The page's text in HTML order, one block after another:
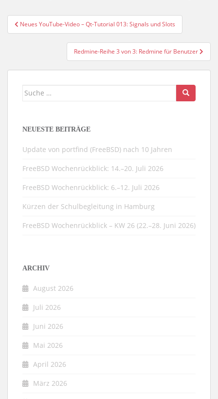
Beitragsnavigation
Neues YouTube-Video – Qt-Tutorial 013: Signals und Slots
Redmine-Reihe 3 von 3: Redmine für Benutzer
Suche
NEUESTE BEITRÄGE
Update von portfind (FreeBSD) nach 10 Jahren
FreeBSD Wochenrückblick: 14.–20. Juli 2026
FreeBSD Wochenrückblick: 6.–12. Juli 2026
Kürzen der Schulbegleitung in Hamburg
FreeBSD Wochenrückblick – KW 26 (22.–28. Juni 2026)
ARCHIV
August 2026
Juli 2026
Juni 2026
Mai 2026
April 2026
März 2026